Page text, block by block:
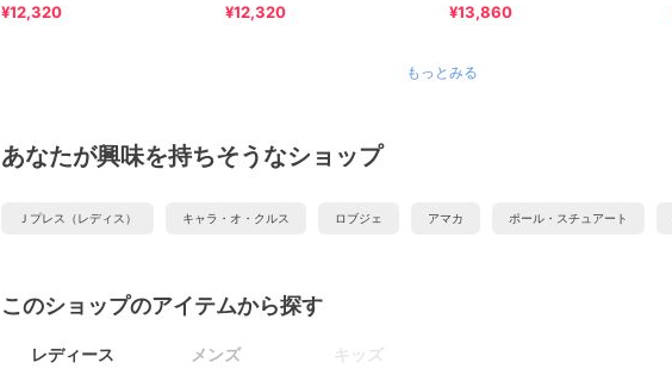
¥12,320 ¥12,320 ¥13,860
もっとみる
あなたが興味を持ちそうなショップ
Ｊプレス（レディス） キャラ・オ・クルス ロブジェ アマカ ポール・スチュアート
このショップのアイテムから探す
レディース メンズ キッズ